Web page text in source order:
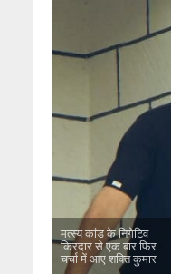
मत्स्य कांड के निगेटिव
किरदार से एक बार फिर
चर्चा में आए शक्ति कुमार